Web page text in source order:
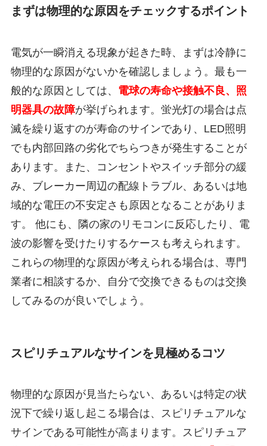
まずは物理的な原因をチェックするポイント
電気が一瞬消える現象が起きた時、まずは冷静に
物理的な原因がないかを確認しましょう。最も一
般的な原因としては、 電球の寿命や接触不良、照
明器具の故障が挙げられます。蛍光灯の場合は点
滅を繰り返すのが寿命のサインであり、LED照明
でも内部回路の劣化でちらつきが発生することが
あります。また、コンセントやスイッチ部分の緩
み、ブレーカー周辺の配線トラブル、あるいは地
域的な電圧の不安定さも原因となることがありま
す。 他にも、隣の家のリモコンに反応したり、電
波の影響を受けたりするケースも考えられます。
これらの物理的な原因が考えられる場合は、専門
業者に相談するか、自分で交換できるものは交換
してみるのが良いでしょう。
スピリチュアルなサインを見極めるコツ
物理的な原因が見当たらない、あるいは特定の状
況下で繰り返し起こる場合は、スピリチュアルな
サインである可能性が高まります。スピリチュア